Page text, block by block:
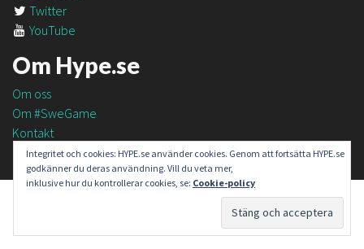
Twitter
YouTube
Om Hype.se
Om oss
Om #SweGame
Kontakt
Integritet och cookies: HYPE.se använder cookies. Genom att fortsätta HYPE.se
godkänner du deras användning. Vill du veta mer,
inklusive hur du kontrollerar cookies, se: Cookie-policy